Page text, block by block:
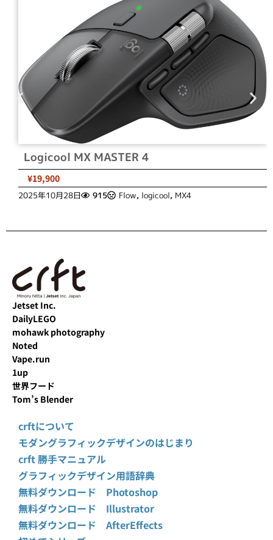
Logicool MX MASTER 4
¥19,900
2025年10月28日 915 Flow, logicool, MX4
Jetset Inc.
DailyLEGO
mohawk photography
Noted
Vape.run
1up
世界フード
Tom’s Blender
crftについて
モダングラフィックデザインのはじまり
crft 勝手マニュアル
グラフィックデザイン用語辞典
無料ダウンロード Photoshop
無料ダウンロード Illustrator
無料ダウンロード AfterEffects